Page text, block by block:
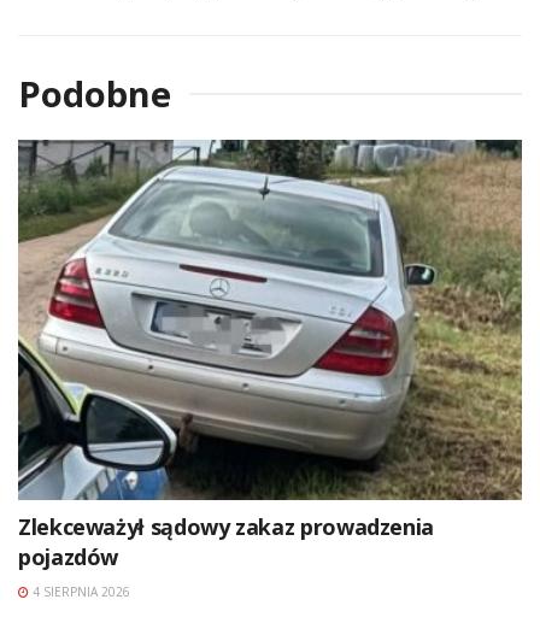
Podobne
Zlekceważył sądowy zakaz prowadzenia
pojazdów
4 SIERPNIA 2026